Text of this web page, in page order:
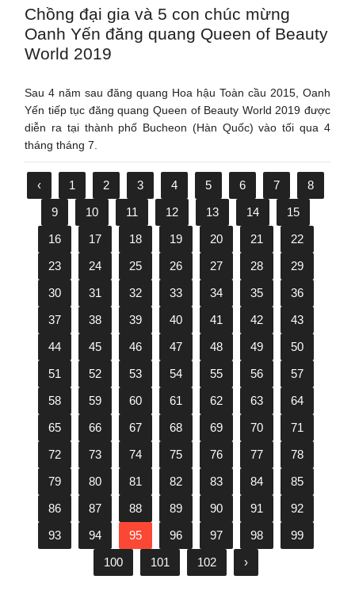
Chồng đại gia và 5 con chúc mừng
Oanh Yến đăng quang Queen of Beauty
World 2019
Sau 4 năm sau đăng quang Hoa hậu Toàn cầu 2015, Oanh
Yến tiếp tục đăng quang Queen of Beauty World 2019 được
diễn ra tại thành phố Bucheon (Hàn Quốc) vào tối qua 4
tháng tháng 7.
‹ 1 2 3 4 5 6 7
8
9
10 11 12 13 14
15
16
17 18 19 20 21
22
23
24 25 26 27 28
29
30
31 32 33 34 35
36
37
38 39 40 41 42
43
44
45 46 47 48 49
50
51
52 53 54 55 56
57
58
59 60 61 62 63
64
65
66 67 68 69 70
71
72
73 74 75 76 77
78
79
80 81 82 83 84
85
86
87 88 89 90 91
92
93
94 95 96 97 98
99
100
101 102 ›